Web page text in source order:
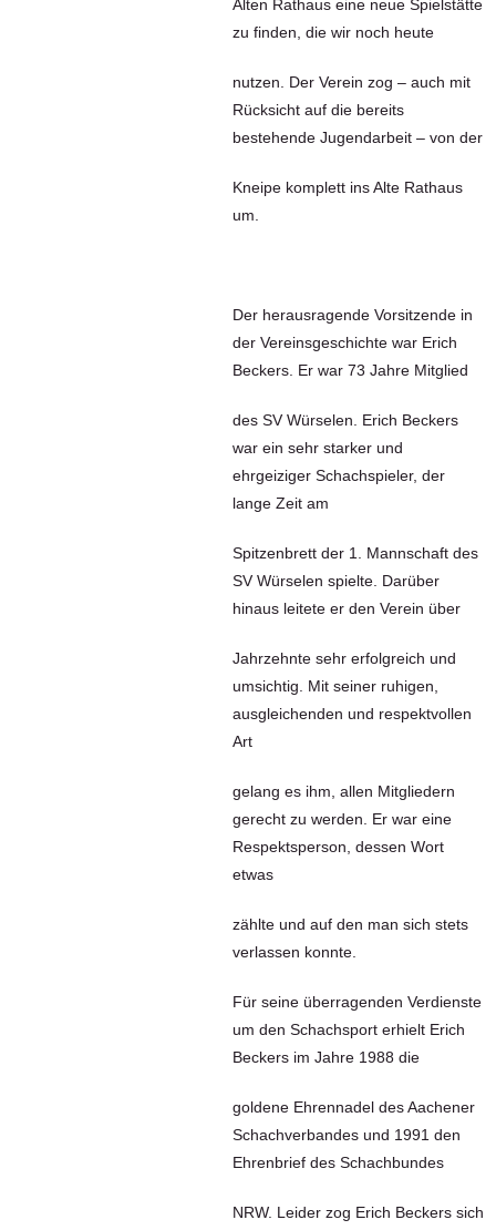
Alten Rathaus eine neue Spielstätte
zu finden, die wir noch heute
nutzen. Der Verein zog – auch mit
Rücksicht auf die bereits
bestehende Jugendarbeit – von der
Kneipe komplett ins Alte Rathaus
um.
Der herausragende Vorsitzende in
der Vereinsgeschichte war Erich
Beckers. Er war 73 Jahre Mitglied
des SV Würselen. Erich Beckers
war ein sehr starker und
ehrgeiziger Schachspieler, der
lange Zeit am
Spitzenbrett der 1. Mannschaft des
SV Würselen spielte. Darüber
hinaus leitete er den Verein über
Jahrzehnte sehr erfolgreich und
umsichtig. Mit seiner ruhigen,
ausgleichenden und respektvollen
Art
gelang es ihm, allen Mitgliedern
gerecht zu werden. Er war eine
Respektsperson, dessen Wort
etwas
zählte und auf den man sich stets
verlassen konnte.
Für seine überragenden Verdienste
um den Schachsport erhielt Erich
Beckers im Jahre 1988 die
goldene Ehrennadel des Aachener
Schachverbandes und 1991 den
Ehrenbrief des Schachbundes
NRW. Leider zog Erich Beckers sich